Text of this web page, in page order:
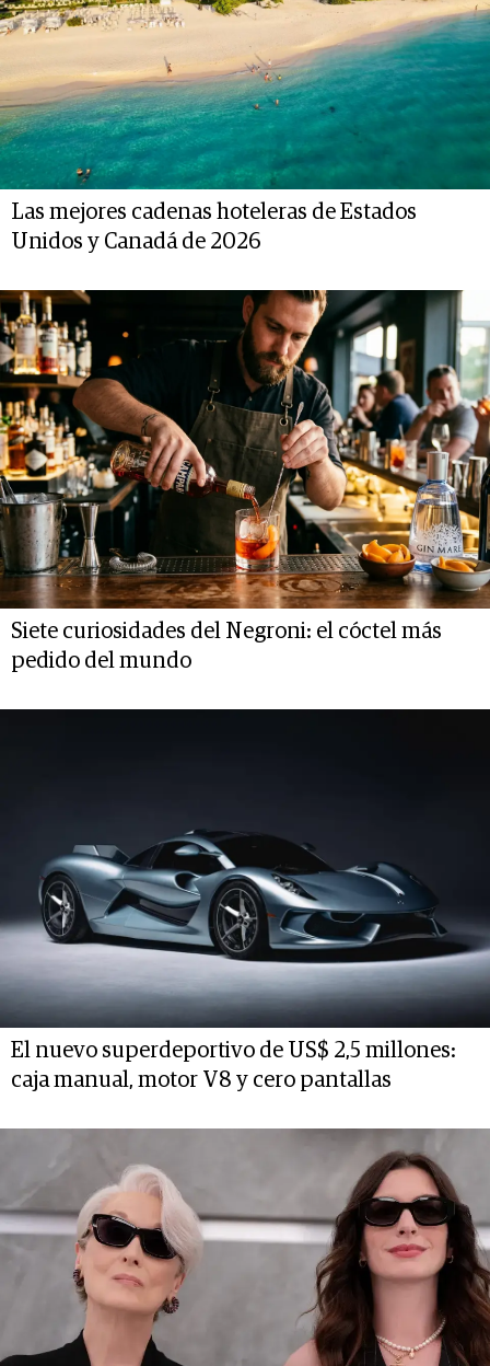
Las mejores cadenas hoteleras de Estados
Unidos y Canadá de 2026
Siete curiosidades del Negroni: el cóctel más
pedido del mundo
El nuevo superdeportivo de US$ 2,5 millones:
caja manual, motor V8 y cero pantallas